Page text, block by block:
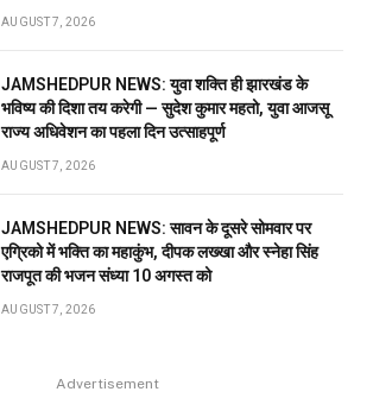
AUGUST 7, 2026
JAMSHEDPUR NEWS: युवा शक्ति ही झारखंड के
भविष्य की दिशा तय करेगी — सुदेश कुमार महतो, युवा आजसू
राज्य अधिवेशन का पहला दिन उत्साहपूर्ण
AUGUST 7, 2026
JAMSHEDPUR NEWS: सावन के दूसरे सोमवार पर
एग्रिको में भक्ति का महाकुंभ, दीपक लख्खा और स्नेहा सिंह
राजपूत की भजन संध्या 10 अगस्त को
AUGUST 7, 2026
Advertisement